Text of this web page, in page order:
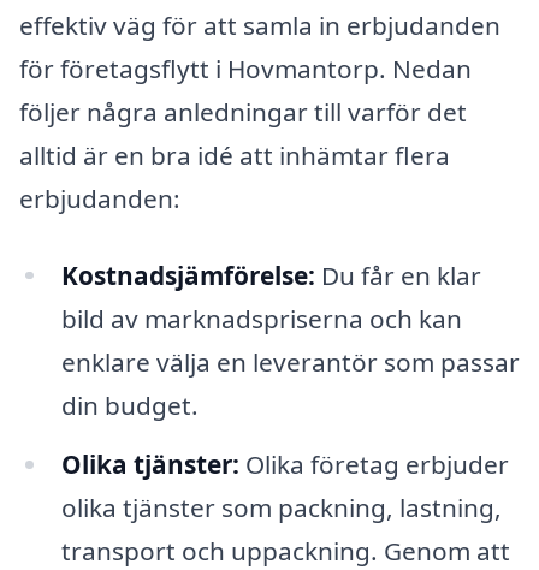
effektiv väg för att samla in erbjudanden
för företagsflytt i Hovmantorp. Nedan
följer några anledningar till varför det
alltid är en bra idé att inhämtar flera
erbjudanden:
Kostnadsjämförelse: Du får en klar
bild av marknadspriserna och kan
enklare välja en leverantör som passar
din budget.
Olika tjänster: Olika företag erbjuder
olika tjänster som packning, lastning,
transport och uppackning. Genom att